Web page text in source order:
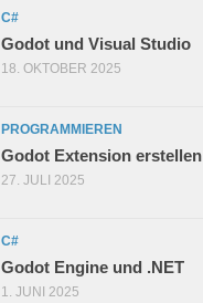
C#
Godot und Visual Studio
18. OKTOBER 2025
PROGRAMMIEREN
Godot Extension erstellen
27. JULI 2025
C#
Godot Engine und .NET
1. JUNI 2025